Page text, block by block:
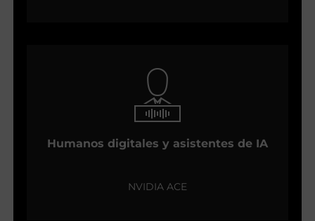
Humanos digitales y asistentes de IA
NVIDIA ACE